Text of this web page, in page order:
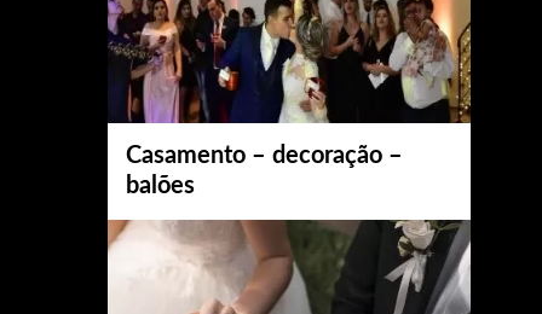
Casamento – decoração –
balões